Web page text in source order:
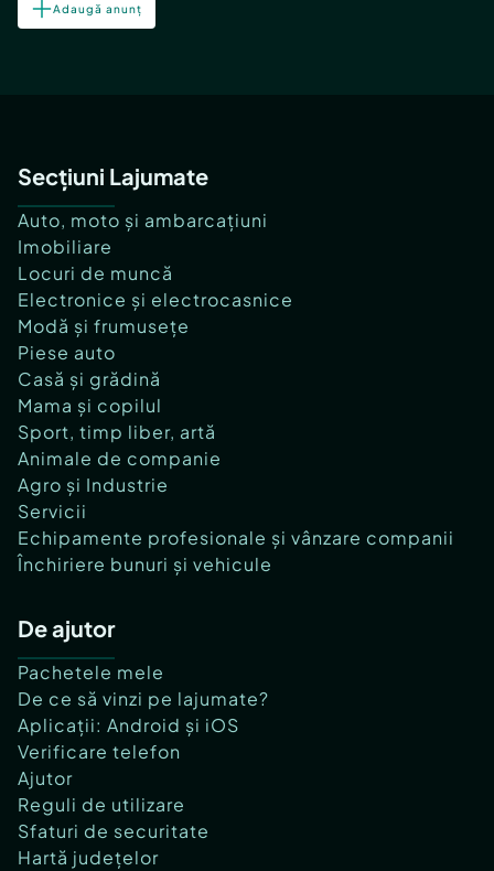
Adaugă anunț
Secțiuni Lajumate
Auto, moto și ambarcațiuni
Imobiliare
Locuri de muncă
Electronice și electrocasnice
Modă și frumusețe
Piese auto
Casă și grădină
Mama și copilul
Sport, timp liber, artă
Animale de companie
Agro și Industrie
Servicii
Echipamente profesionale și vânzare companii
Închiriere bunuri și vehicule
De ajutor
Pachetele mele
De ce să vinzi pe lajumate?
Aplicații: Android și iOS
Verificare telefon
Ajutor
Reguli de utilizare
Sfaturi de securitate
Hartă județelor